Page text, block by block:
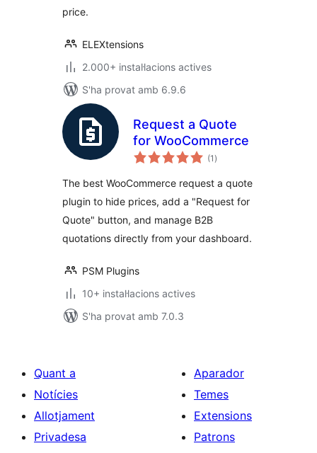
price.
ELEXtensions
2.000+ instal·lacions actives
S'ha provat amb 6.9.6
Request a Quote
for WooCommerce
(1 puntuacions
totals
)
The best WooCommerce request a quote
plugin to hide prices, add a "Request for
Quote" button, and manage B2B
quotations directly from your dashboard.
PSM Plugins
10+ instal·lacions actives
S'ha provat amb 7.0.3
Quant a
Notícies
Allotjament
Privadesa
Aparador
Temes
Extensions
Patrons